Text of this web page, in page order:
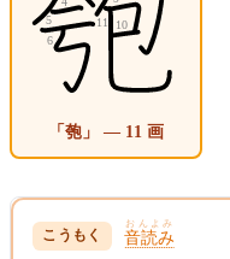
「匏」 — 11 画
音読み
おんよみ